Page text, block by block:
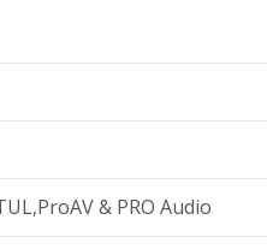
& PRO Audio